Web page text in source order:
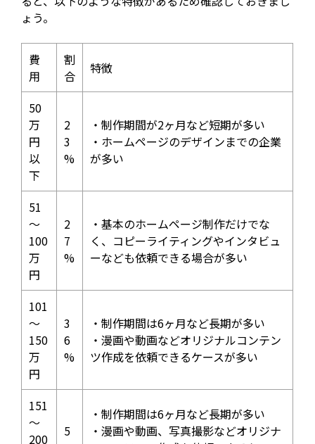
ょう。
費
用
割
合
特徴
50
万
円
以
下
2
3
%
・制作期間が2ヶ月など短期が多い
・ホームページのデザインまでの企業
が多い
51
～
100
万
円
2
7
%
・基本のホームページ制作だけでな
く、コピーライティングやインタビュ
ーなども依頼できる場合が多い
101
～
150
万
円
3
6
%
・制作期間は6ヶ月など長期が多い
・漫画や動画などオリジナルコンテン
ツ作成を依頼できるケースが多い
151
～
200
5
・制作期間は6ヶ月など長期が多い
・漫画や動画、写真撮影などオリジナ